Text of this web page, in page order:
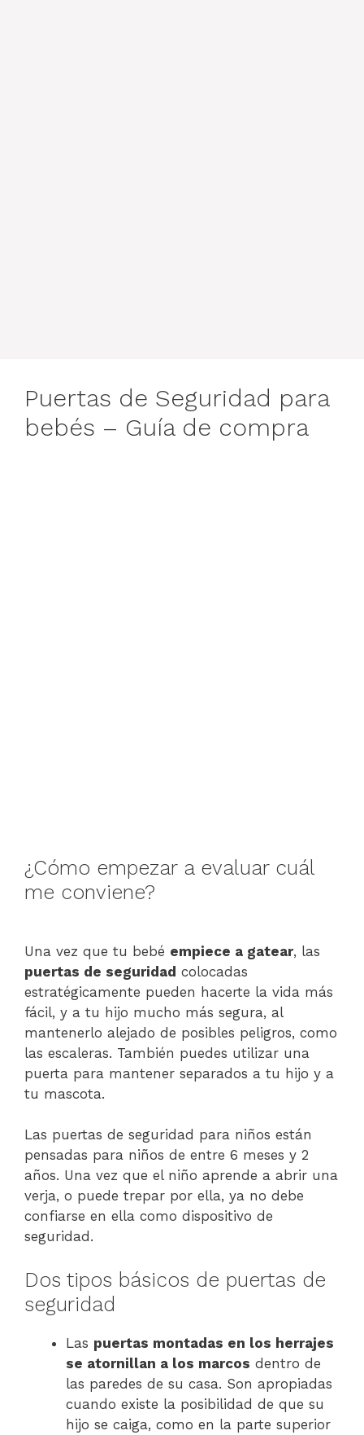
Puertas de Seguridad para
bebés – Guía de compra
¿Cómo empezar a evaluar cuál
me conviene?
Una vez que tu bebé empiece a gatear, las
puertas de seguridad colocadas
estratégicamente pueden hacerte la vida más
fácil, y a tu hijo mucho más segura, al
mantenerlo alejado de posibles peligros, como
las escaleras. También puedes utilizar una
puerta para mantener separados a tu hijo y a
tu mascota.
Las puertas de seguridad para niños están
pensadas para niños de entre 6 meses y 2
años. Una vez que el niño aprende a abrir una
verja, o puede trepar por ella, ya no debe
confiarse en ella como dispositivo de
seguridad.
Dos tipos básicos de puertas de
seguridad
Las puertas montadas en los herrajes
se atornillan a los marcos dentro de
las paredes de su casa. Son apropiadas
cuando existe la posibilidad de que su
hijo se caiga, como en la parte superior